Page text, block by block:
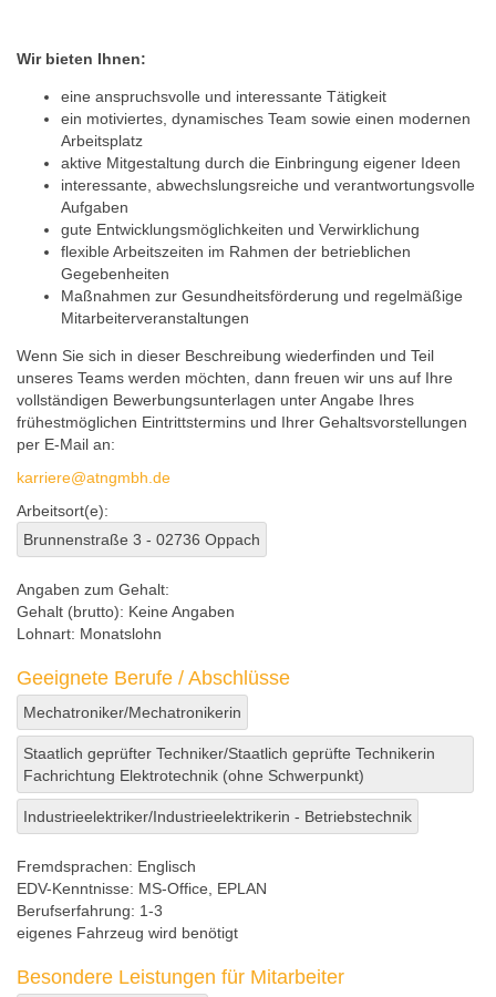
Wir bieten Ihnen:
eine anspruchsvolle und interessante Tätigkeit
ein motiviertes, dynamisches Team sowie einen modernen
Arbeitsplatz
aktive Mitgestaltung durch die Einbringung eigener Ideen
interessante, abwechslungsreiche und verantwortungsvolle
Aufgaben
gute Entwicklungsmöglichkeiten und Verwirklichung
flexible Arbeitszeiten im Rahmen der betrieblichen
Gegebenheiten
Maßnahmen zur Gesundheitsförderung und regelmäßige
Mitarbeiterveranstaltungen
Wenn Sie sich in dieser Beschreibung wiederfinden und Teil
unseres Teams werden möchten, dann freuen wir uns auf Ihre
vollständigen Bewerbungsunterlagen unter Angabe Ihres
frühestmöglichen Eintrittstermins und Ihrer Gehaltsvorstellungen
per E-Mail an:
karriere@atngmbh.de
Arbeitsort(e):
Brunnenstraße 3 - 02736 Oppach
Angaben zum Gehalt:
Gehalt (brutto): Keine Angaben
Lohnart: Monatslohn
Geeignete Berufe / Abschlüsse
Mechatroniker/Mechatronikerin
Staatlich geprüfter Techniker/Staatlich geprüfte Technikerin
Fachrichtung Elektrotechnik (ohne Schwerpunkt)
Industrieelektriker/Industrieelektrikerin - Betriebstechnik
Fremdsprachen: Englisch
EDV-Kenntnisse: MS-Office, EPLAN
Berufserfahrung: 1-3
eigenes Fahrzeug wird benötigt
Besondere Leistungen für Mitarbeiter